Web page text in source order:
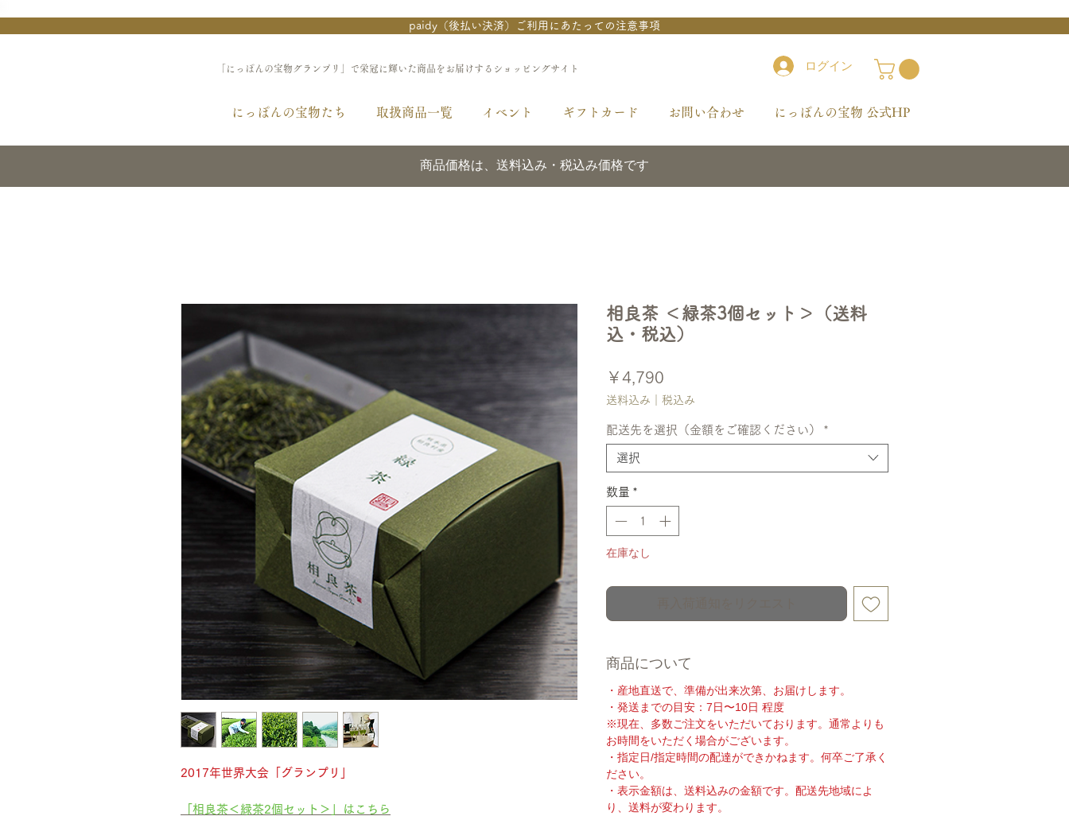
paidy（後払い決済）ご利用にあたっての注意事項
「にっぽんの宝物グランプリ」で栄冠に輝いた商品をお届けするショッピングサイト ログイン
にっぽんの宝物たち 取扱商品一覧 イベント ギフトカード お問い合わせ にっぽんの宝物 公式HP
商品価格は、送料込み・税込み価格です
2017年世界大会「グランプリ」
「相良茶＜緑茶2個セット＞」はこちら
相良茶 ＜緑茶3個セット＞（送料
込・税込）
￥4,790
格
送料込み｜税込み
配送先を選択（金額をご確認ください） *
選択
数量 *
在庫なし
商品について
・産地直送で、準備が出来次第、お届けします。
・発送までの目安：7日〜10日 程度
※現在、多数ご注文をいただいております。通常よりも
お時間をいただく場合がございます。
・指定日/指定時間の配達ができかねます。何卒ご了承く
ださい。
・表示金額は、送料込みの金額です。配送先地域によ
り、送料が変わります。